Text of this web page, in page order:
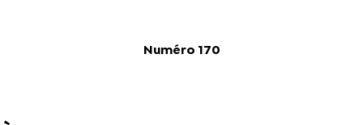
Numéro 170